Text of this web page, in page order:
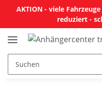
AKTION - viele
reduziert -